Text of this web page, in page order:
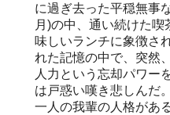
に過ぎ去った平穏無事
月)の中、通い続けた
味しいランチに象徴さ
れた記憶の中で、突然
人力という忘却パワー
は戸惑い嘆き悲しんだ
一人の我輩の人格があ